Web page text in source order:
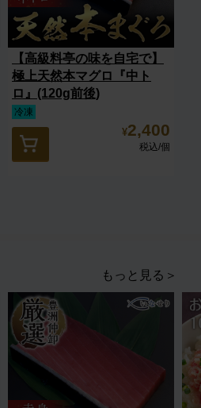
【高級料亭の味を自宅で】
極上天然本マグロ『中ト
ロ』(120g前後)
冷凍
¥2,400
税込/個
もっと見る＞